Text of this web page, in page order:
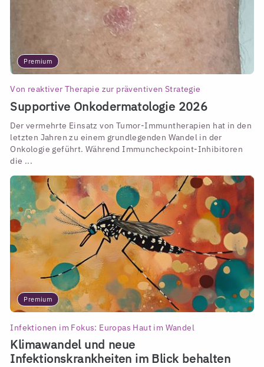
Premium
Von reaktiver Therapie zur präventiven Strategie
Supportive Onkodermatologie 2026
Der vermehrte Einsatz von Tumor-Immuntherapien hat in den
letzten Jahren zu einem grundlegenden Wandel in der
Onkologie geführt. Während Immuncheckpoint-Inhibitoren
die ...
Premium
Infektionen im Fokus: Europas Haut im Wandel
Klimawandel und neue
Infektionskrankheiten im Blick behalten